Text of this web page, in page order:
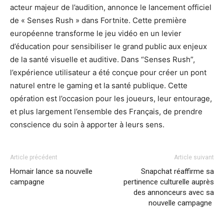
acteur majeur de l’audition, annonce le lancement officiel
de « Senses Rush » dans Fortnite. Cette première
européenne transforme le jeu vidéo en un levier
d’éducation pour sensibiliser le grand public aux enjeux
de la santé visuelle et auditive. Dans “Senses Rush”,
l’expérience utilisateur a été conçue pour créer un pont
naturel entre le gaming et la santé publique. Cette
opération est l’occasion pour les joueurs, leur entourage,
et plus largement l’ensemble des Français, de prendre
conscience du soin à apporter à leurs sens.
Article précédent
Homair lance sa nouvelle
campagne
Article suivant
Snapchat réaffirme sa
pertinence culturelle auprès
des annonceurs avec sa
nouvelle campagne